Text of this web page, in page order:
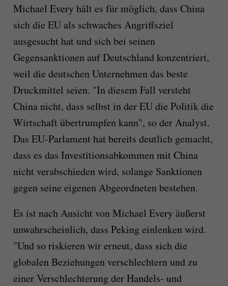
Michael Every hält es für möglich, dass China
sich die EU als schwaches Angriffsziel
ausgesucht hat und sich bei seinen
Gegensanktionen auf Deutschland konzentriert,
weil die deutschen Unternehmen das beste
Druckmittel seien. "In diesem Fall versteht
China nicht, dass selbst in der EU die Politik die
Wirtschaft übertrumpfen kann", so der Analyst.
Das EU-Parlament hat bereits deutlich gemacht,
dass es das Investitionsabkommen mit China
nicht verabschieden wird, solange Sanktionen
gegen seine eigenen Abgeordneten bestehen.
Es ist nach Ansicht von Michael Every äußerst
unwahrscheinlich, dass Peking einlenken wird.
"Und so riskieren wir erneut, dass sich die
globalen Beziehungen verschlechtern und zu
einer Verschlechterung der Handels- und